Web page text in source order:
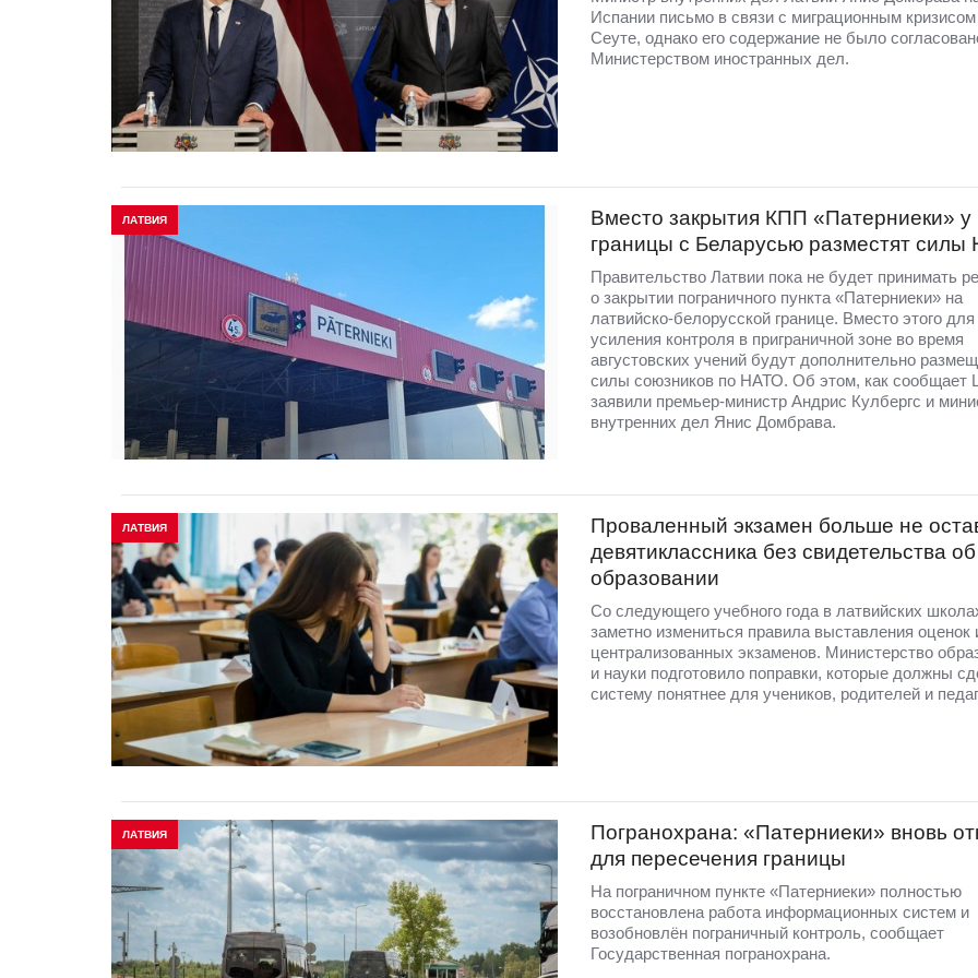
Испании письмо в связи с миграционным
Сеуте, однако его содержание не было
Министерством иностранных дел.
ЛАТВИЯ
Вместо закрытия КПП «Патерниеки» у
границы с Беларусью разместят
Правительство Латвии пока не будет принимать
о закрытии пограничного пункта «Патерниеки» на
латвийско-белорусской границе. Вместо этого для
усиления контроля в приграничной зоне во время
августовских учений будут дополнительно
силы союзников по НАТО. Об этом, как сообщает
заявили премьер-министр Андрис Кулбергс и
внутренних дел Янис Домбрава.
ЛАТВИЯ
Проваленный экзамен больше не
девятиклассника без свидетельства об
образовании
Со следующего учебного года в латвийских
заметно измениться правила выставления оценок
централизованных экзаменов. Министерство
и науки подготовило поправки, которые должны
систему понятнее для учеников, родителей и
ЛАТВИЯ
Погранохрана: «Патерниеки» вновь
для пересечения границы
На пограничном пункте «Патерниеки» полностью
восстановлена работа информационных систем и
возобновлён пограничный контроль, сообщает
Государственная погранохрана.